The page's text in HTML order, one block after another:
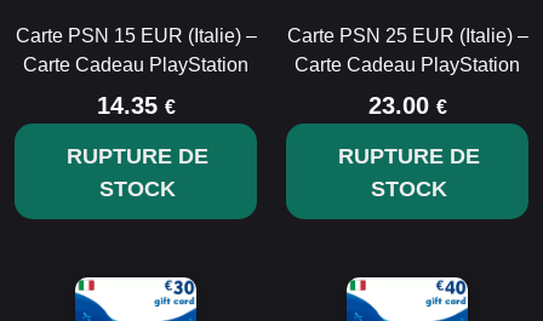
Carte PSN 15 EUR (Italie) –
Carte Cadeau PlayStation
14.35 €
RUPTURE DE
STOCK
Carte PSN 25 EUR (Italie) –
Carte Cadeau PlayStation
23.00 €
RUPTURE DE
STOCK